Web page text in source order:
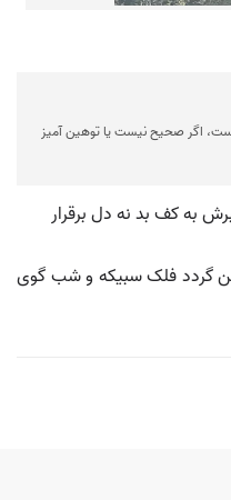
اگر صحیح نیست یا توهین آمیز
به کف بد نه دل برقرار
گردد فلک سبیکه و شب گوی